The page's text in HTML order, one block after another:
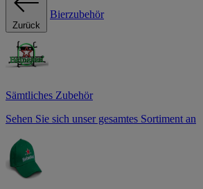
Zurück
Bierzubehör
Sämtliches Zubehör
Sehen Sie sich unser gesamtes Sortiment an